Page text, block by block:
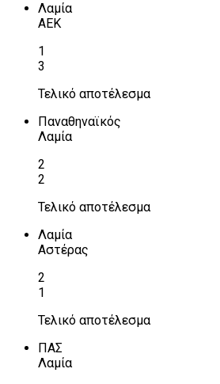
Λαμία
ΑΕΚ
1
3
Τελικό αποτέλεσμα
Παναθηναϊκός
Λαμία
2
2
Τελικό αποτέλεσμα
Λαμία
Αστέρας
2
1
Τελικό αποτέλεσμα
ΠΑΣ
Λαμία